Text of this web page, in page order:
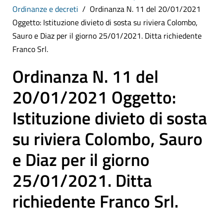
Ordinanze e decreti
Ordinanza N. 11 del 20/01/2021
Oggetto: Istituzione divieto di sosta su riviera Colombo,
Sauro e Diaz per il giorno 25/01/2021. Ditta richiedente
Franco Srl.
Ordinanza N. 11 del
20/01/2021 Oggetto:
Istituzione divieto di sosta
su riviera Colombo, Sauro
e Diaz per il giorno
25/01/2021. Ditta
richiedente Franco Srl.